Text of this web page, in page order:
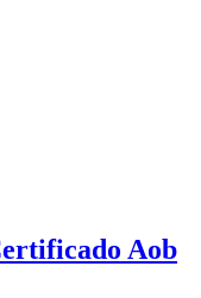
Aob